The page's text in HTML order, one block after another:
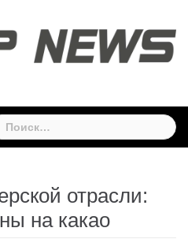
отрасли:
на какао